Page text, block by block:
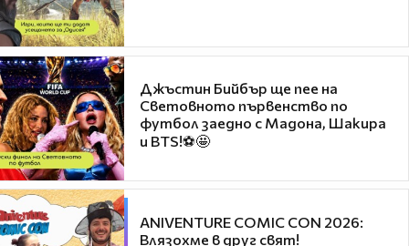
Джъстин Бийбър ще пее на
Световното първенство по
футбол заедно с Мадона, Шакира
и BTS!⚽🤩
ANIVENTURE COMIC CON 2026:
Влязохме в друг свят!